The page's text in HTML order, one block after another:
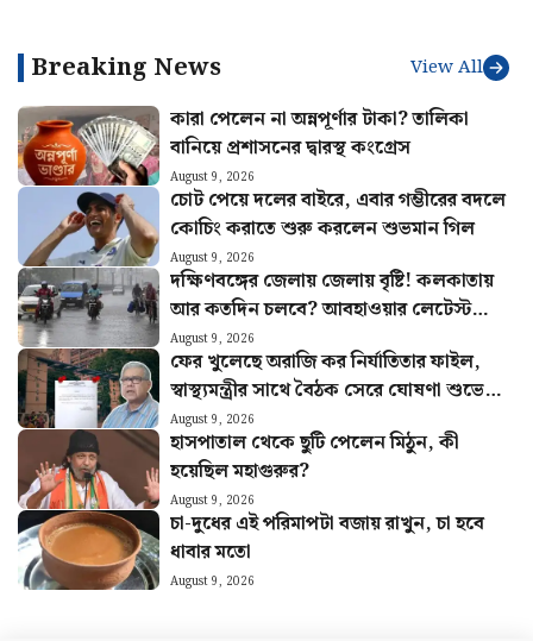
Breaking News View All
কারা পেলেন না অন্নপূর্ণার টাকা? তালিকা
বানিয়ে প্রশাসনের দ্বারস্থ কংগ্রেস
August 9, 2026
চোট পেয়ে দলের বাইরে, এবার গম্ভীরের বদলে
কোচিং করাতে শুরু করলেন শুভমান গিল
August 9, 2026
দক্ষিণবঙ্গের জেলায় জেলায় বৃষ্টি! কলকাতায়
আর কতদিন চলবে? আবহাওয়ার লেটেস্ট
আপডেট
August 9, 2026
ফের খুলেছে অরাজি কর নির্যাতিতার ফাইল,
স্বাস্থ্যমন্ত্রীর সাথে বৈঠক সেরে ঘোষণা শুভেন্দু
অধিকারীর
August 9, 2026
হাসপাতাল থেকে ছুটি পেলেন মিঠুন, কী
হয়েছিল মহাগুরুর?
August 9, 2026
চা-দুধের এই পরিমাপটা বজায় রাখুন, চা হবে
ধাবার মতো
August 9, 2026